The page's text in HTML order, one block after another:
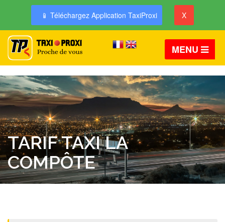
📱 Téléchargez Application TaxiProxi X
MENU
TARIF TAXI LA
COMPÔTE